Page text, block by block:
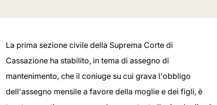
La prima sezione civile della Suprema Corte di
Cassazione ha stabilito, in tema di assegno di
mantenimento, che il coniuge su cui grava l'obbligo
dell'assegno mensile a favore della moglie e dei figli, è